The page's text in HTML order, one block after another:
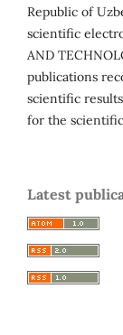
Republic of
scientific
AND
publications
scientific
for the
Latest